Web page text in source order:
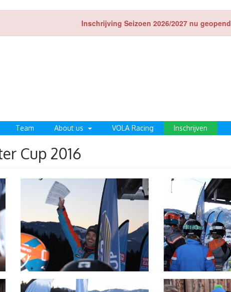
Inschrijving Seizoen 2026/2027 nu geopend
Team About us VOLA Racing Inschrijven
Cup 2016